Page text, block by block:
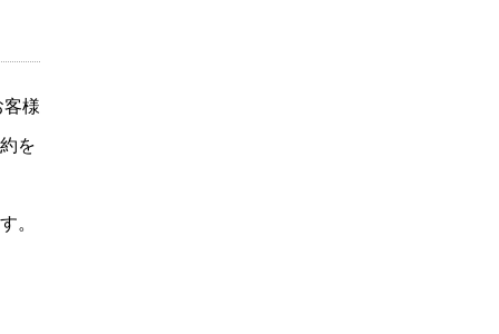
客様
を
。